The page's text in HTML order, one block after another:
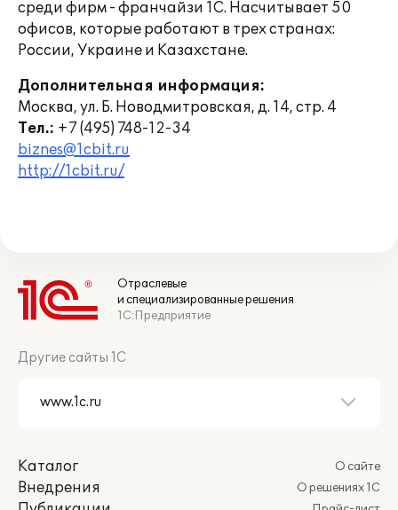
среди фирм - франчайзи 1С. Насчитывает 50
офисов, которые работают в трех странах:
России, Украине и Казахстане.
Дополнительная информация:
Москва, ул. Б. Новодмитровская, д. 14, стр. 4
Тел.: +7 (495) 748-12-34
biznes@1cbit.ru
http://1cbit.ru/
Отраслевые
и специализированные решения
1С:Предприятие
Другие сайты 1С
Каталог
Внедрения
О сайте
О решениях 1С